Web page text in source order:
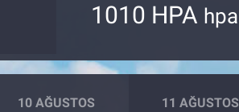
1010 HPA hpa
10 AĞUSTOS 11 AĞUSTOS